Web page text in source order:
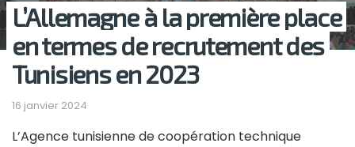
L’Allemagne à la première place
en termes de recrutement des
Tunisiens en 2023
16 janvier 2024
L’Agence tunisienne de coopération technique